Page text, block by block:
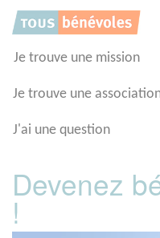
Je trouve une mission
Je trouve une
J'ai une question
Devenez
!
Panneau de gestion des cookies